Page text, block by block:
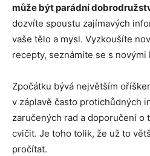
může být parádní
dozvíte spoustu zajímavých
vaše tělo a mysl. Vyzkoušíte
recepty, seznámíte se s novými
Zpočátku bývá největším
v záplavě často protichůdných
zaručených rad a doporučení o
cvičit. Je toho tolik, že už to
pročítat.